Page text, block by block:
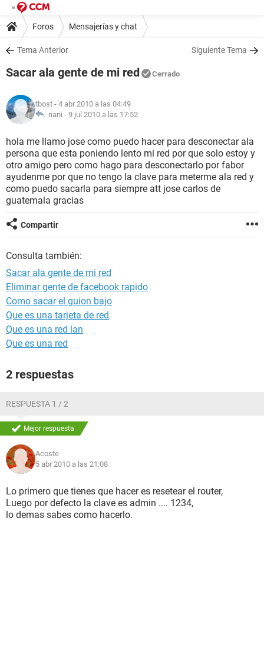
Foros Mensajerías y chat
Tema Anterior Siguiente Tema
Sacar ala gente de mi red Cerrado
tbost - 4 abr 2010 a las 04:49
nani - 9 jul 2010 a las 17:52
hola me llamo jose como puedo hacer para desconectar ala
persona que esta poniendo lento mi red por que solo estoy y
otro amigo pero como hago para desconectarlo por fabor
ayudenme por que no tengo la clave para meterme ala red y
como puedo sacarla para siempre att jose carlos de
guatemala gracias
Compartir
Consulta también:
Sacar ala gente de mi red
Eliminar gente de facebook rapido
Como sacar el guion bajo
Que es una tarjeta de red
Que es una red lan
Que es una red
2 respuestas
RESPUESTA 1 / 2
Mejor respuesta
Acoste
5 abr 2010 a las 21:08
Lo primero que tienes que hacer es resetear el router,
Luego por defecto la clave es admin .... 1234,
lo demas sabes como hacerlo.